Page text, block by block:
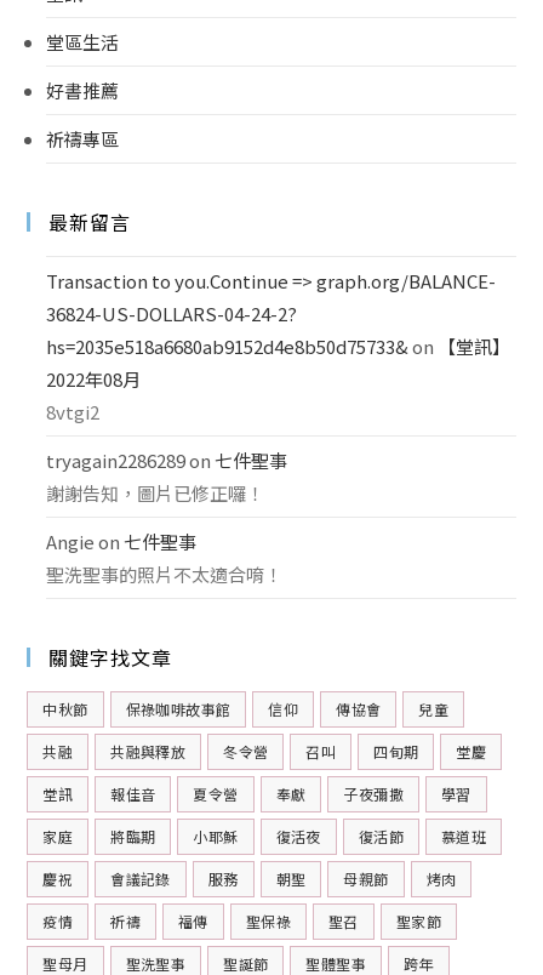
堂區生活
好書推薦
祈禱專區
最新留言
Transaction to you.Continue => graph.org/BALANCE-
36824-US-DOLLARS-04-24-2?
hs=2035e518a6680ab9152d4e8b50d75733& on
【堂訊】
2022年08月
8vtgi2
tryagain2286289on 七件聖事
謝謝告知，圖片已修正囉！
Angie on 七件聖事
聖洗聖事的照片不太適合唷！
關鍵字找文章
中秋節 保祿咖啡故事館 信仰 傳協會 兒童
共融 共融與釋放 冬令營 召叫 四旬期 堂慶
堂訊 報佳音 夏令營 奉獻 子夜彌撒 學習
家庭 將臨期 小耶穌 復活夜 復活節 慕道班
慶祝 會議記錄 服務 朝聖 母親節 烤肉
疫情 祈禱 福傳 聖保祿 聖召 聖家節
聖母月 聖洗聖事 聖誕節 聖體聖事 跨年